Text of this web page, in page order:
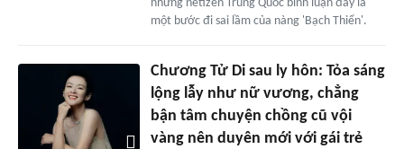
nhưng netizen Trung Quốc bình luận đây là
một bước đi sai lầm của nàng 'Bạch Thiển'.
Chương Tử Di sau ly hôn: Tỏa sáng
lộng lẫy như nữ vương, chẳng
bận tâm chuyện chồng cũ vội
vàng nên duyên mới với gái trẻ